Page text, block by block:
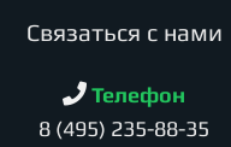
Cвязаться с нами
Телефон
8 (495) 235-88-35